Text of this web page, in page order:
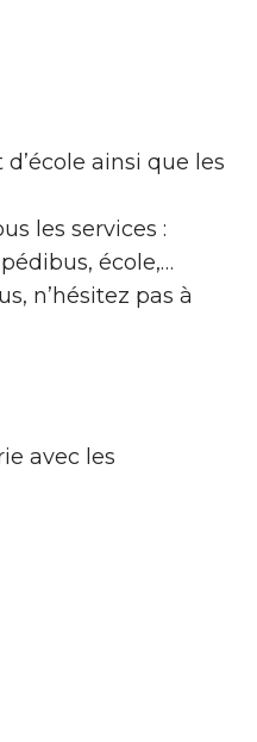
ainsi que les
les services :
école,…
n’hésitez pas à
avec les